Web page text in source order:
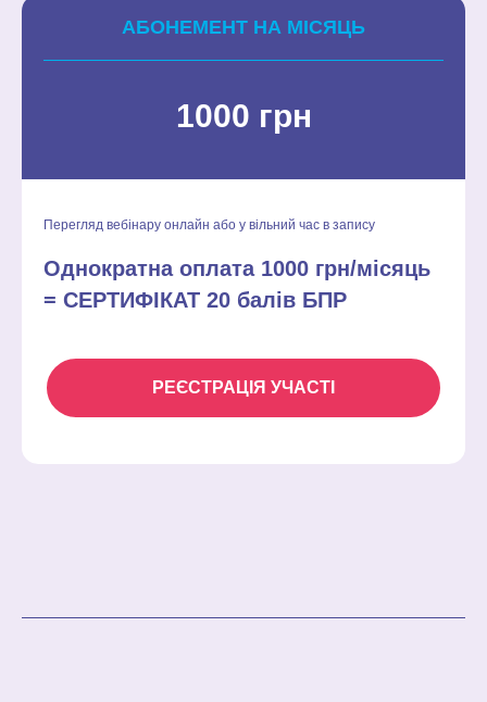
АБОНЕМЕНТ НА МІСЯЦЬ
1000 грн
Перегляд вебінару онлайн або у вільний час в запису
Однократна оплата 1000 грн/місяць
= СЕРТИФІКАТ 20 балів БПР
РЕЄСТРАЦІЯ УЧАСТІ